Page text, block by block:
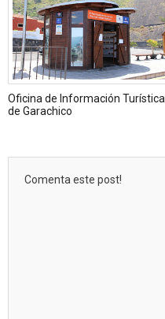
Oficina de Información Turística
de Garachico
Comenta este post!